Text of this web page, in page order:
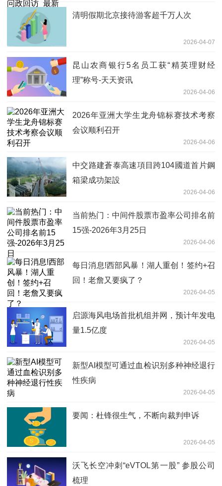
清明假期北京接待游客超千万人次
2026-04-07
昆山农商银行5名员工获“精英理财经
理”称号-天天资讯
2026-04-06
2026年亚洲大学生龙舟锦标赛技术考察
会议顺利召开
2026-04-06
中交路建蒼泰高速項目跨104國道首片鋼
箱梁成功架設
2026-04-06
当前热门：中间件股票市盈率公司排名前
15强-2026年3月25日
2026-04-06
每日消息!西部风暴！湖人重创！签约+召
回！老詹又要疯了？
2026-04-05
启源海风电场首批机组并网，预计年发电
量1.5亿度
2026-04-05
新型AI模型可通过血检识别多种神经退行
性疾病
2026-04-05
要闻：杜锋很生气，不断向裁判申诉
2026-04-05
沃飞长空冲刺“eVTOL第一股” 参股公司
梳理